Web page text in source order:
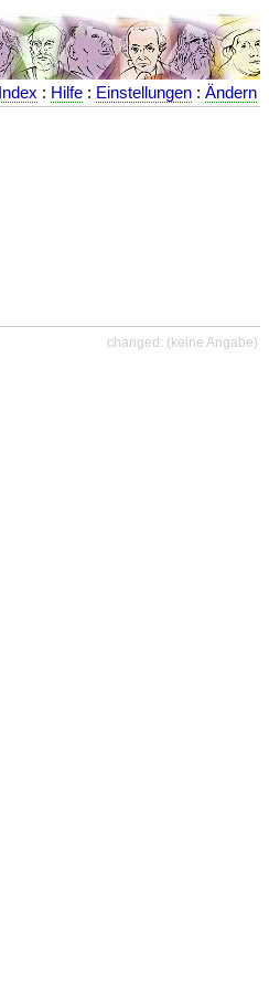
Index : Hilfe : Einstellungen :Ändern
changed: (keine Angabe)